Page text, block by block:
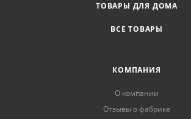
ТОВАРЫ ДЛЯ ДОМА
ВСЕ ТОВАРЫ
КОМПАНИЯ
О компании
Отзывы о фабрике